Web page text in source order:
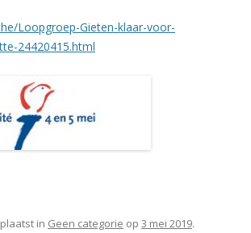
Loopgroep-Gieten-klaar-voor-
24420415.html
in Geen categorie op 3 mei 2019.